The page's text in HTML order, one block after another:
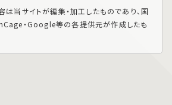
当サイトが編集・加工したものであり、国
・Google等の各提供元が作成したも